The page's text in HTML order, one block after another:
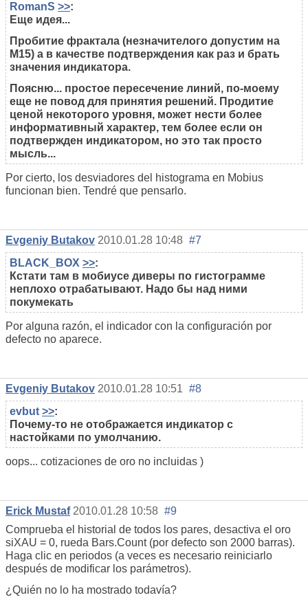
RomanS >>:
Еще идея...
Пробитие фрактала (незначителого допустим на
М15) а в качестве подтверждения как раз и брать
значения индикатора.
Поясню... простое пересечение линий, по-моему
еще не повод для принятия решений. Продитие
ценой некоторого уровня, может нести более
информативный характер, тем более если он
подтвержден индикатором, но это так просто
мысль...
Por cierto, los desviadores del histograma en Mobius
funcionan bien. Tendré que pensarlo.
Evgeniy Butakov 2010.01.28 10:48 #7
BLACK_BOX >>:
Кстати там в мобиусе диверы по гистограмме
неплохо отрабатывают. Надо бы над ними
покумекать
Por alguna razón, el indicador con la configuración por
defecto no aparece.
Evgeniy Butakov 2010.01.28 10:51 #8
evbut >>:
Почему-то не отображается индикатор с
настойками по умолчанию.
oops... cotizaciones de oro no incluidas )
Erick Mustaf 2010.01.28 10:58 #9
Comprueba el historial de todos los pares, desactiva el oro
siXAU = 0, rueda Bars.Count (por defecto son 2000 barras).
Haga clic en periodos (a veces es necesario reiniciarlo
después de modificar los parámetros).
¿Quién no lo ha mostrado todavía?